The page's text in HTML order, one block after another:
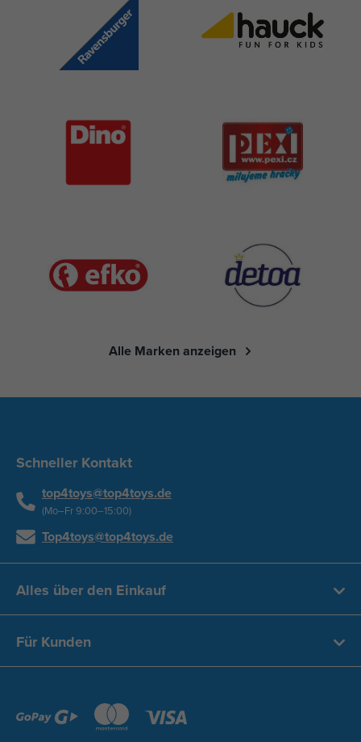
Alle Marken anzeigen
Schneller Kontakt
top4toys@top4toys.de
(Mo–Fr 9:00–15:00)
Top4toys@top4toys.de
Alles über den Einkauf
Für Kunden